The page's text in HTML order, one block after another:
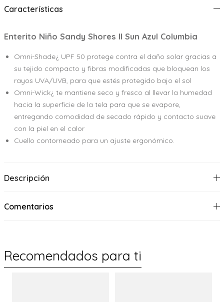
Características
Enterito Niño Sandy Shores II Sun Azul Columbia
Omni-Shade¿ UPF 50 protege contra el daño solar gracias a
su tejido compacto y fibras modificadas que bloquean los
rayos UVA/UVB, para que estés protegido bajo el sol
Omni-Wick¿ te mantiene seco y fresco al llevar la humedad
hacia la superficie de la tela para que se evapore,
entregando comodidad de secado rápido y contacto suave
con la piel en el calor
Cuello contorneado para un ajuste ergonómico.
Descripción
Comentarios
Recomendados para ti